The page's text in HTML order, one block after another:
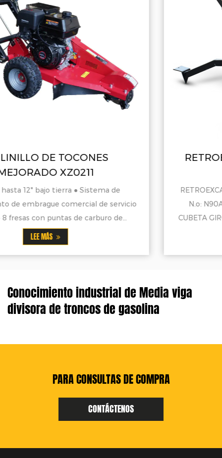
RETROEXCAVADORA CON
RETROEXCAVADORA CON CUBO DE 10" MODELO
N.o: N90A MOTOR DE GASOLINA DE 9
CUBETA GIRO 120° PARA REALIZAR
Conocimiento industrial de Media viga
divisora de troncos de gasolina
PARA CONSULTAS DE COMPRA
CONTÁCTENOS